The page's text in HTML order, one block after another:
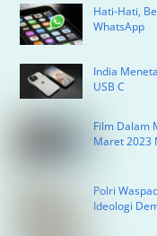
Hati-Hati,
WhatsApp
India
USB C
Film Dalam
Maret 2023
Polri
Ideologi